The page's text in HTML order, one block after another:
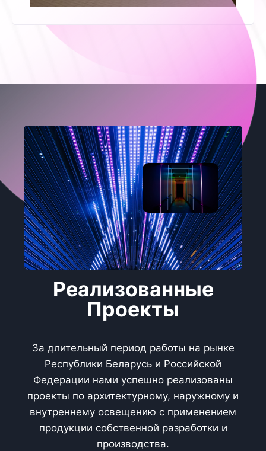
Реализованные
Проекты
За длительный период работы на рынке
Республики Беларусь и Российской
Федерации нами успешно реализованы
проекты по архитектурному, наружному и
внутреннему освещению с применением
продукции собственной разработки и
производства.